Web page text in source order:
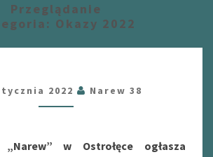
Przeglądanie
Okazy 2022
2022 Narew 38
„Narew” w Ostrołęce ogłasza